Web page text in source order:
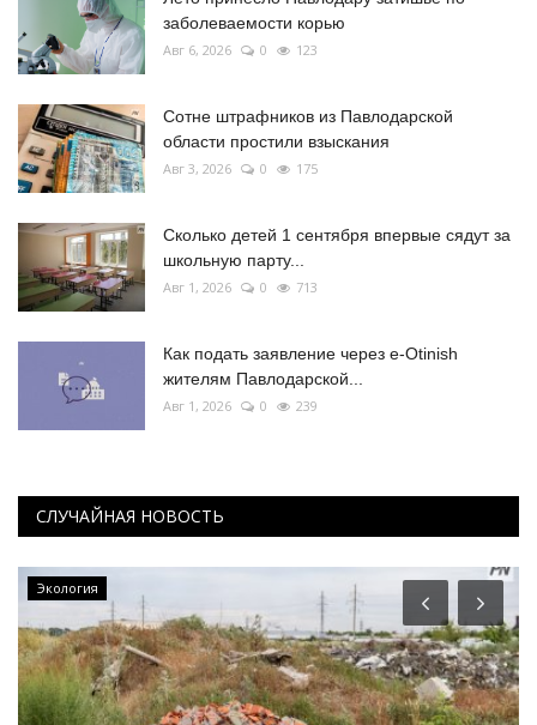
заболеваемости корью
Авг 6, 2026 0 123
Сотне штрафников из Павлодарской
области простили взыскания
Авг 3, 2026 0 175
Сколько детей 1 сентября впервые сядут за
школьную парту...
Авг 1, 2026 0 713
Как подать заявление через e-Otinish
жителям Павлодарской...
Авг 1, 2026 0 239
СЛУЧАЙНАЯ НОВОСТЬ
Экология